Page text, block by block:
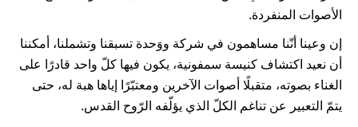
الأصوات المنفردة.
إن وعينا أنّنا مساهمون في شركة ووَحدة تسبقنا وتشملنا، أمكننا
أن نعيد اكتشاف كنيسة سمفونية، يكون فيها كلّ واحد قادرًا على
الغناء بصوته، متقبلًا أصوات الآخرين ومعتبّرًا إياها هبة له، حتى
يتمّ التعبير عن تناغم الكلّ الذي يؤلّفه الرّوح القدس.